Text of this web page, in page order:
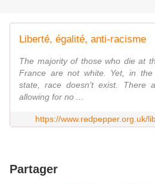
Liberté, égalité, anti-racisme
The majority of those who die at
France are not white. Yet, in
state, race doesn't exist. There
allowing for no ...
https://www.redpepper.org.uk/
Partager